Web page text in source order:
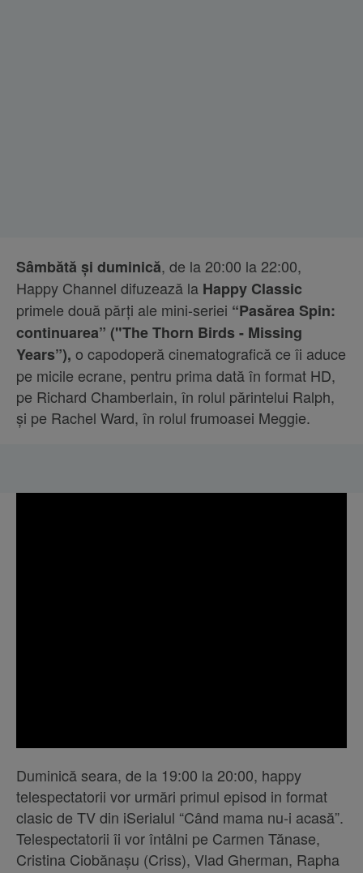
Sâmbătă și duminică, de la 20:00 la 22:00,
Happy Channel difuzează la Happy Classic
primele două părți ale mini-seriei “Pasărea Spin:
continuarea” ("The Thorn Birds - Missing
Years”), o capodoperă cinematografică ce îi aduce
pe micile ecrane, pentru prima dată în format HD,
pe Richard Chamberlain, în rolul părintelui Ralph,
şi pe Rachel Ward, în rolul frumoasei Meggie.
Duminică seara, de la 19:00 la 20:00, happy
telespectatorii vor urmări primul episod in format
clasic de TV din iSerialul “Când mama nu-i acasă”.
Telespectatorii îi vor întâlni pe Carmen Tănase,
Cristina Ciobănașu (Criss), Vlad Gherman, Rapha